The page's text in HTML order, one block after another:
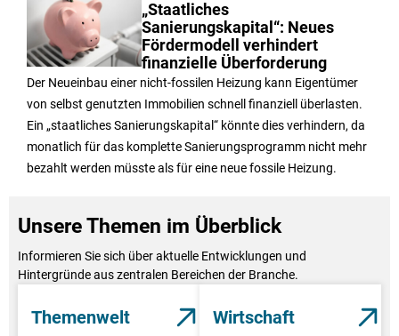
„Staatliches
Sanierungskapital“: Neues
Fördermodell verhindert
finanzielle Überforderung
Der Neueinbau einer nicht-fossilen Heizung kann Eigentümer
von selbst genutzten Immobilien schnell finanziell überlasten.
Ein „staatliches Sanierungskapital“ könnte dies verhindern, da
monatlich für das komplette Sanierungsprogramm nicht mehr
bezahlt werden müsste als für eine neue fossile Heizung.
Unsere Themen im Überblick
Informieren Sie sich über aktuelle Entwicklungen und
Hintergründe aus zentralen Bereichen der Branche.
Themenwelt Wirtschaft